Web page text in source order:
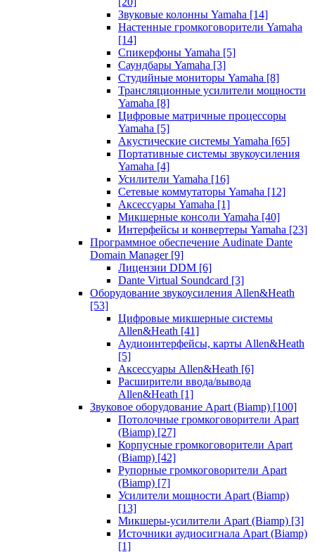
Звуковые колонны Yamaha [14]
Настенные громкоговорители Yamaha
[14]
Спикерфоны Yamaha [5]
Саундбары Yamaha [3]
Студийные мониторы Yamaha [8]
Трансляционные усилители мощности
Yamaha [8]
Цифровые матричные процессоры
Yamaha [5]
Акустические системы Yamaha [65]
Портативные системы звукоусиления
Yamaha [4]
Усилители Yamaha [16]
Сетевые коммутаторы Yamaha [12]
Аксессуары Yamaha [1]
Микшерные консоли Yamaha [40]
Интерфейсы и конвертеры Yamaha [23]
Программное обеспечение Audinate Dante
Domain Manager [9]
Лицензии DDM [6]
Dante Virtual Soundcard [3]
Оборудование звукоусиления Allen&Heath
[53]
Цифровые микшерные системы
Allen&Heath [41]
Аудиоинтерфейсы, карты Allen&Heath
[5]
Аксессуары Allen&Heath [6]
Расширители ввода/вывода
Allen&Heath [1]
Звуковое оборудование Apart (Biamp) [100]
Потолочные громкоговорители Apart
(Biamp) [27]
Корпусные громкоговорители Apart
(Biamp) [42]
Рупорные громкоговорители Apart
(Biamp) [7]
Усилители мощности Apart (Biamp)
[13]
Микшеры-усилители Apart (Biamp) [3]
Источники аудиосигнала Apart (Biamp)
[1]